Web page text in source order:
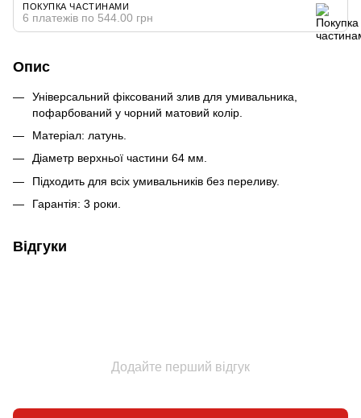
ПОКУПКА ЧАСТИНАМИ
6 платежів по 544.00 грн
Опис
Універсальний фіксований злив для умивальника,
пофарбований у чорний матовий колір.
Матеріал: латунь.
Діаметр верхньої частини 64 мм.
Підходить для всіх умивальників без переливу.
Гарантія: 3 роки.
Відгуки
Додайте перший відгук